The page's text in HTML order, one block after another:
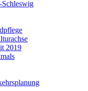
2019